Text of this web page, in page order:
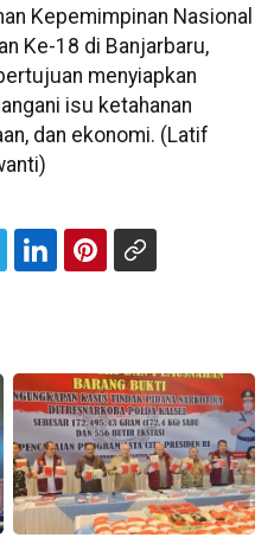
Kepemimpinan Nasional
Ke-18 di Banjarbaru,
menyiapkan
isu ketahanan
dan ekonomi. (Latif